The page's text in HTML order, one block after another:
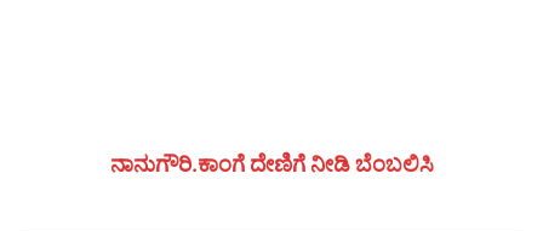
ನಾನುಗೌರಿ.ಕಾಂಗೆ ದೇಣಿಗೆ ನೀಡಿ ಬೆಂಬಲಿಸಿ